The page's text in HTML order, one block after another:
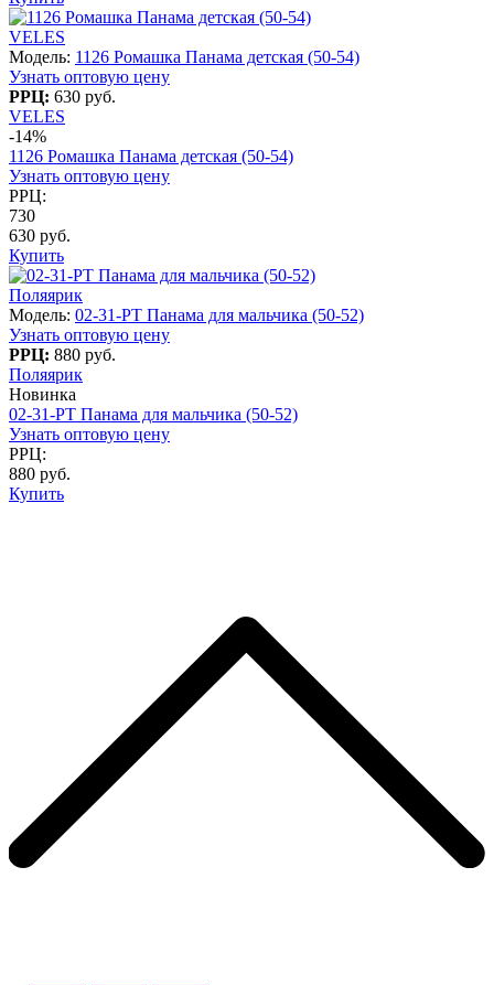
VELES
Модель: 1126 Ромашка Панама детская (50-54)
Узнать оптовую цену
РРЦ: 630 руб.
VELES
-14%
1126 Ромашка Панама детская (50-54)
Узнать оптовую цену
РРЦ:
730
630 руб.
Купить
Поляярик
Модель: 02-31-PT Панама для мальчика (50-52)
Узнать оптовую цену
РРЦ: 880 руб.
Поляярик
Новинка
02-31-PT Панама для мальчика (50-52)
Узнать оптовую цену
РРЦ:
880 руб.
Купить